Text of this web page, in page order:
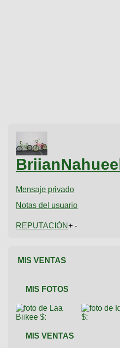
Mensaje privado
Notas del usuario
REPUTACIÓN + -
MIS VENTAS
MIS FOTOS
MIS VENTAS